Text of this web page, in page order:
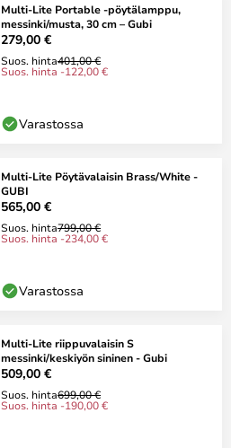
Multi-Lite Portable -pöytälamppu,
messinki/musta, 30 cm – Gubi
279,00 €
Suos. hinta401,00 €
Suos. hinta -122,00 €
Varastossa
Multi-Lite Pöytävalaisin Brass/White -
GUBI
565,00 €
Suos. hinta799,00 €
Suos. hinta -234,00 €
Varastossa
Multi-Lite riippuvalaisin S
messinki/keskiyön sininen - Gubi
509,00 €
Suos. hinta699,00 €
Suos. hinta -190,00 €